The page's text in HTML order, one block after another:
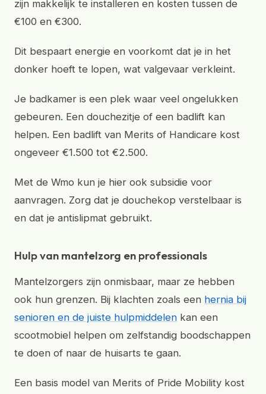
zijn makkelijk te installeren en kosten tussen de
€100 en €300.
Dit bespaart energie en voorkomt dat je in het
donker hoeft te lopen, wat valgevaar verkleint.
Je badkamer is een plek waar veel ongelukken
gebeuren. Een douchezitje of een badlift kan
helpen. Een badlift van Merits of Handicare kost
ongeveer €1.500 tot €2.500.
Met de Wmo kun je hier ook subsidie voor
aanvragen. Zorg dat je douchekop verstelbaar is
en dat je antislipmat gebruikt.
Hulp van mantelzorg en professionals
Mantelzorgers zijn onmisbaar, maar ze hebben
ook hun grenzen. Bij klachten zoals een hernia bij
senioren en de juiste hulpmiddelen kan een
scootmobiel helpen om zelfstandig boodschappen
te doen of naar de huisarts te gaan.
Een basis model van Merits of Pride Mobility kost